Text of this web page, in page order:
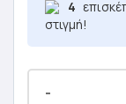
4
στιγμή!
-